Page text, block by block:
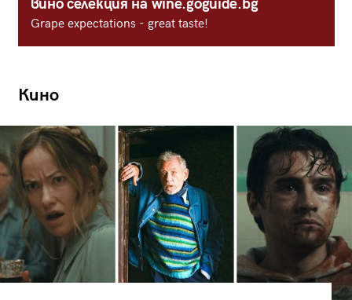
вино селекция на wine.goguide.bg
Grape expectations - great taste!
Кино